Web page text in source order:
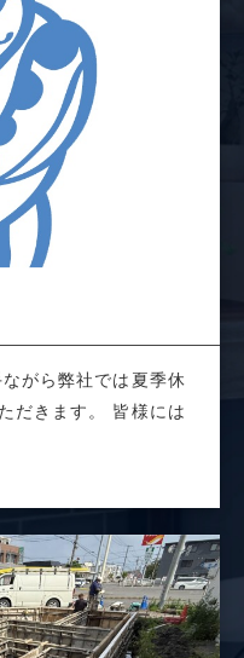
がら弊社では夏季休
だきます。 皆様には